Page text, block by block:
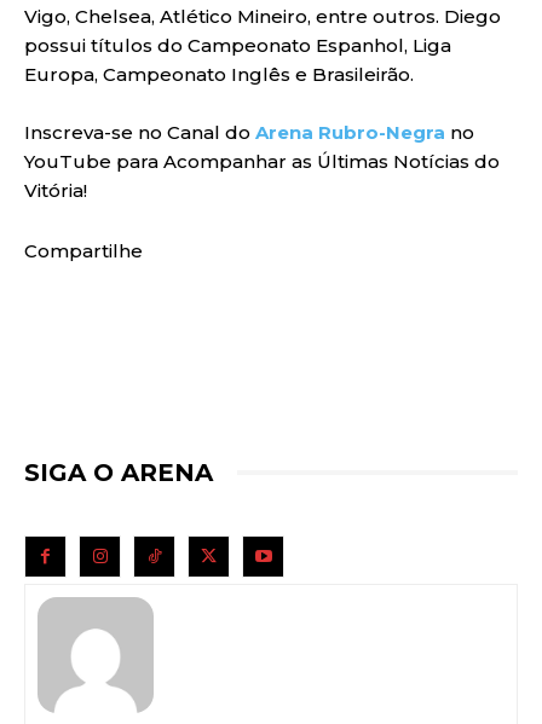
Vigo, Chelsea, Atlético Mineiro, entre outros. Diego
possui títulos do Campeonato Espanhol, Liga
Europa, Campeonato Inglês e Brasileirão.
Inscreva-se no Canal do Arena Rubro-Negra no
YouTube para Acompanhar as Últimas Notícias do
Vitória!
Compartilhe
SIGA O ARENA